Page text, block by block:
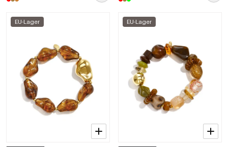
EU-Lager EU-Lager